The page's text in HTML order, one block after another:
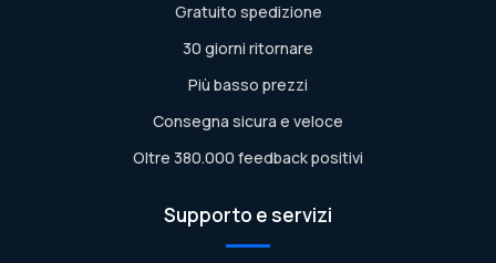
Gratuito spedizione
30 giorni ritornare
Più basso prezzi
Consegna sicura e veloce
Oltre 380.000 feedback positivi
Supporto e servizi